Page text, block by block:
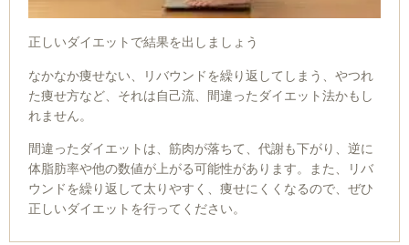
正しいダイエットで結果を出しましょう
なかなか痩せない、リバウンドを繰り返してしまう、やつれ
た痩せ方など、それは自己流、間違ったダイエット法かもし
れません。
間違ったダイエットは、筋肉が落ちて、代謝も下がり、逆に
体脂肪率や他の数値が上がる可能性があります。また、リバ
ウンドを繰り返して太りやすく、痩せにくくなるので、ぜひ
正しいダイエットを行ってください。